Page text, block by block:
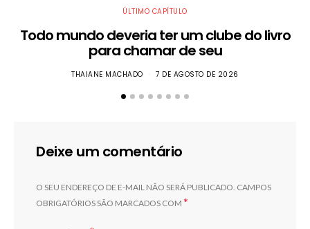
ÚLTIMO CAPÍTULO
Todo mundo deveria ter um clube do livro
para chamar de seu
THAIANE MACHADO 7 DE AGOSTO DE 2026
Deixe um comentário
O SEU ENDEREÇO DE E-MAIL NÃO SERÁ PUBLICADO. CAMPOS
OBRIGATÓRIOS SÃO MARCADOS COM *